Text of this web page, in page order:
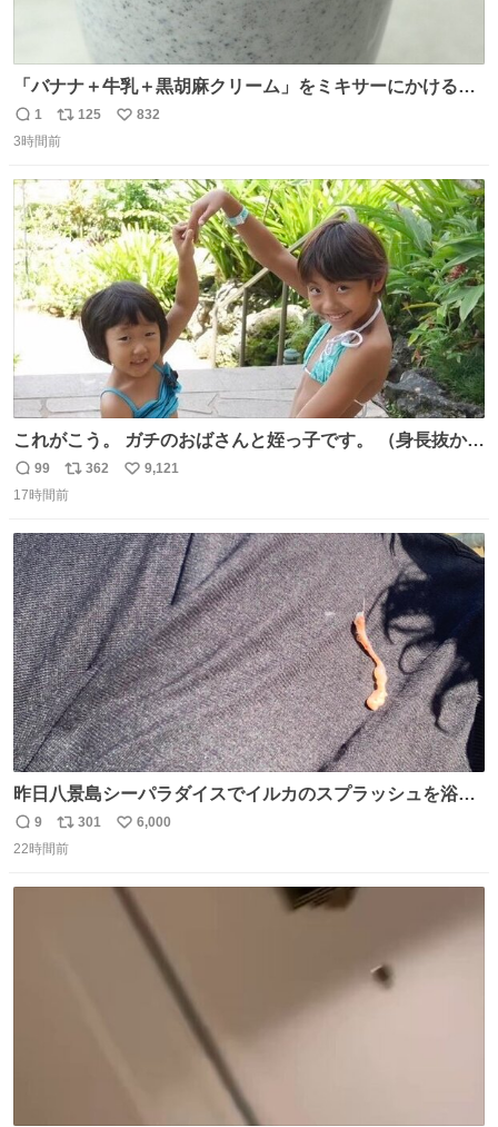
「バナナ＋牛乳＋黒胡麻クリーム」をミキサーにかけるだ
けで、濃厚な黒胡麻スムージーができます！ バナナの甘み
と黒胡麻の香ばしさは相性◎なので、ぜひ試してみてくだ
返
信
1
リ
ポ
ト
数
125
い
数
832
3時間前
これがこう。 ガチのおばさんと姪っ子です。 （身長抜かさ
返
信
99
リ
ポ
ト
数
362
い
数
9,121
17時間前
昨日八景島シーパラダイスでイルカのスプラッシュを浴び
たらゲソのおまけがついてきました。誰の食べカスかわか
らないけど、とても愛おしいです。こんなおまけまで付け
浜八景島シーパラダイス
返
信
9
リ
ポ
301
い
数
6,000
22時間前